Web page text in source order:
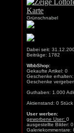
Grünschnabel
Dabei seit:
Beiträge: 1782
WbbShop:
Gekaufte Artikel: 0
Geschenke
Geschenke
Guthaben: 1.000
Aktienstand: 0 Stück
User werben:
geworbene User: 0
ausgestellte Bilder: 0
Galeriekommentare: